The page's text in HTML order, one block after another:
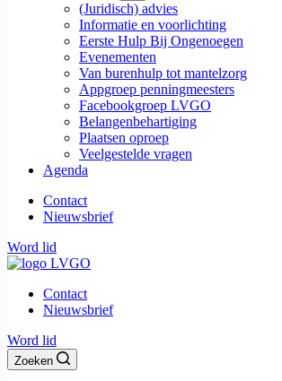
(Juridisch) advies
Informatie en voorlichting
Eerste Hulp Bij Ongenoegen
Evenementen
Van burenhulp tot mantelzorg
Appgroep penningmeesters
Facebookgroep LVGO
Belangenbehartiging
Plaatsen oproep
Veelgestelde vragen
Agenda
Contact
Nieuwsbrief
Word lid
Contact
Nieuwsbrief
Word lid
Zoeken